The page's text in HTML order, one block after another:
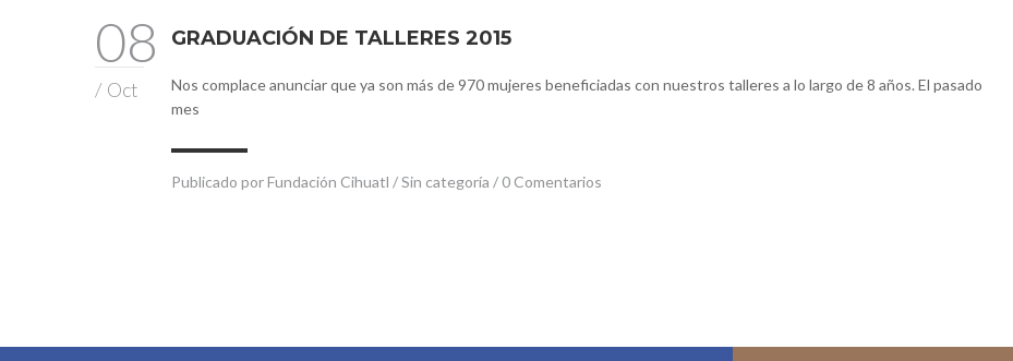
08
/ Oct
GRADUACIÓN DE TALLERES 2015
Nos complace anunciar que ya son más de 970 mujeres beneficiadas con nuestros talleres a lo largo de 8 años. El pasado
mes
Publicado porFundación Cihuatl /Sin categoría / 0 Comentarios